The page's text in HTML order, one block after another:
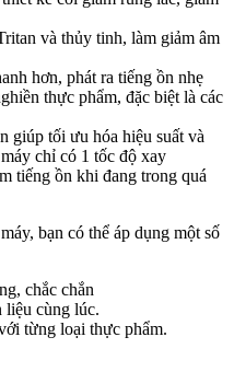
và thủy tinh, làm giảm âm
hơn, phát ra tiếng ồn nhẹ
thực phẩm, đặc biệt là các
giúp tối ưu hóa hiệu suất và
chỉ có 1 tốc độ xay
tiếng ồn khi đang trong quá
bạn có thể áp dụng một số
chắc chắn
liệu cùng lúc.
từng loại thực phẩm.